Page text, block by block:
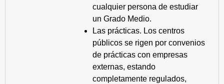
cualquier persona de estudiar
un Grado Medio.
Las prácticas. Los centros
públicos se rigen por convenios
de prácticas con empresas
externas, estando
completamente regulados,